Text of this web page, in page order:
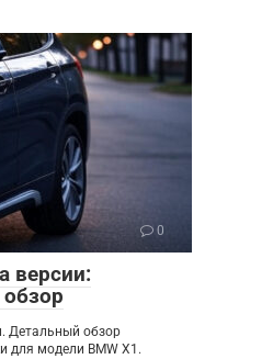
0
версии:
Детальный обзор
для модели BMW X1.